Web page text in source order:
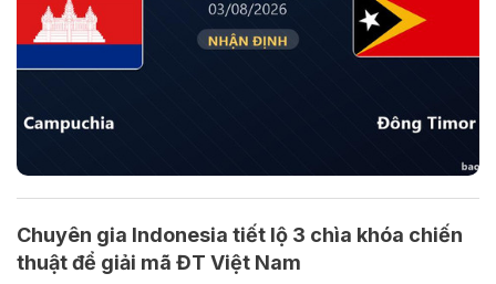
Chuyên gia Indonesia tiết lộ 3 chìa khóa chiến
thuật để giải mã ĐT Việt Nam